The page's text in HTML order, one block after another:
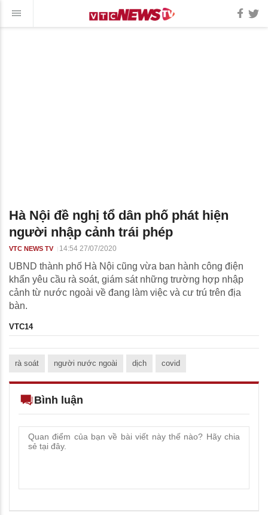
Hà Nội đề nghị tổ dân phố phát hiện
người nhập cảnh trái phép
VTC NEWS TV 14:54 27/07/2020
UBND thành phố Hà Nội cũng vừa ban hành công điện
khẩn yêu cầu rà soát, giám sát những trường hợp nhập
cảnh từ nước ngoài về đang làm việc và cư trú trên địa
bàn.
VTC14
rà soát người nước ngoài dịch covid
Bình luận